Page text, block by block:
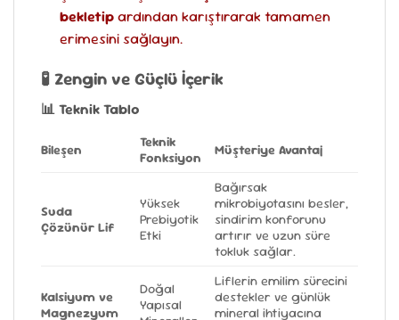
bekletipardından karıştırarak tamamen
erimesini sağlayın.
🧪 Zengin ve Güçlü İçerik
📊 Teknik Tablo
Bileşen
Teknik
Fonksiyon
Müşteriye Avantaj
Suda
Çözünür Lif
Yüksek
Prebiyotik
Etki
Bağırsak
mikrobiyotasını besler,
sindirim konforunu
artırır ve uzun süre
tokluk sağlar.
Kalsiyum ve
Magnezyum
Doğal
Yapısal
Liflerin emilim sürecini
destekler ve günlük
mineral ihtiyacına